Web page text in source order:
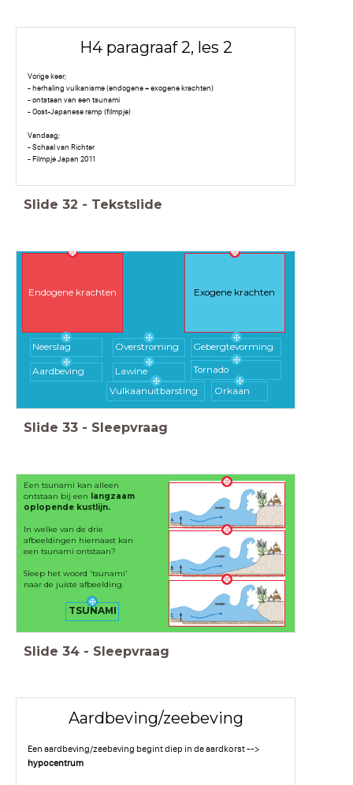
H4 paragraaf 2, les 2
Vorige keer;
- herhaling vulkanisme (endogene + exogene krachten)
- ontstaan van een tsunami
- Oost-Japanese ramp (filmpje)
Vandaag;
- Schaal van Richter
- Filmpje Japan 2011
Slide 32 - Tekstslide
Endogene krachten Exogene krachten
Neerslag
Aardbeving
Overstroming
Lawine
Vulkaanuitbarsting
Gebergtevorming
Tornado
Orkaan
Slide 33 - Sleepvraag
Een tsunami kan alleen
ontstaan bij een langzaam
oplopende kustlijn.
In welke van de drie
afbeeldingen hiernaast kan
een tsunami ontstaan?
Sleep het woord 'tsunami'
naar de juiste afbeelding.
TSUNAMI
Slide 34 - Sleepvraag
Aardbeving/zeebeving
Een aardbeving/zeebeving begint diep in de aardkorst -->
hypocentrum